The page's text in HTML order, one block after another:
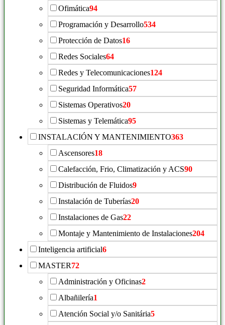
Ofimática94
Programación y Desarrollo534
Protección de Datos16
Redes Sociales64
Redes y Telecomunicaciones124
Seguridad Informática57
Sistemas Operativos20
Sistemas y Telemática95
INSTALACIÓN Y MANTENIMIENTO363
Ascensores18
Calefacción, Frio, Climatización y ACS90
Distribución de Fluidos9
Instalación de Tuberías20
Instalaciones de Gas22
Montaje y Mantenimiento de Instalaciones204
Inteligencia artificial6
MASTER72
Administración y Oficinas2
Albañilería1
Atención Social y/o Sanitária5